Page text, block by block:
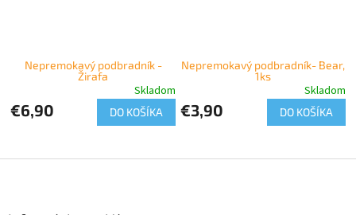
Nepremokavý podbradník -
Žirafa
Skladom
€6,90 DO KOŠÍKA
Nepremokavý podbradník- Bear,
1ks
Skladom
€3,90 DO KOŠÍKA